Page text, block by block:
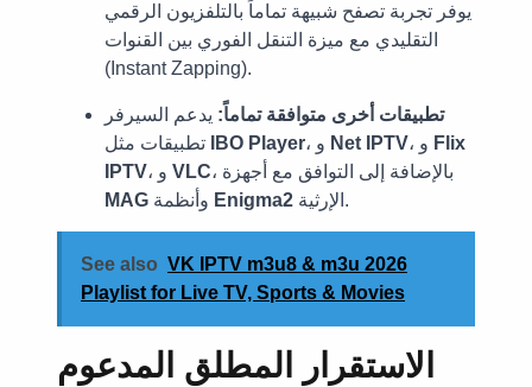
يوفر تجربة تصفح شبيهة تماماً بالتلفزيون الرقمي
التقليدي مع ميزة التنقل الفوري بين القنوات
(Instant Zapping).
تطبيقات أخرى متوافقة تماماً: يدعم السيرفر
IBO Player Net IPTV
Flix
IPTV
VLC
، بالإضافة إلى التوافق مع أجهزة
MAG
Enigma2 الإرثية.
See also VK IPTV m3u8 & m3u 2026
Playlist for Live TV, Sports & Movies
الاستقرار المطلق المدعوم